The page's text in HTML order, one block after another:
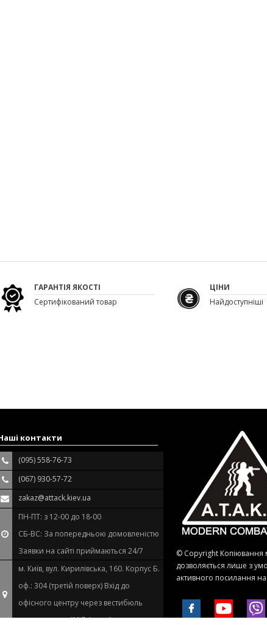
ГАРАНТІЯ ЯКОСТІ
Сертифікований товар
ЦІНИ
Найдоступніші
контакти
(095) 558-76-73
(067) 930-57-72
zakaz@attack.kiev.ua
ПН-ПТ: з 12-00 до 18-00
СБ-ВС: За попередньою домовленістю
Заявки на сайті приймаються 24/7
м. Київ, вул. Кирилівська, 160. Корпус Б.
оф.: 304 (третій поверх) Вхід до
офісного центру через вестибюль
супермаркету "Мій Ашан"
© Copyright Копіювання
дозволяється лише з
активного посилання на